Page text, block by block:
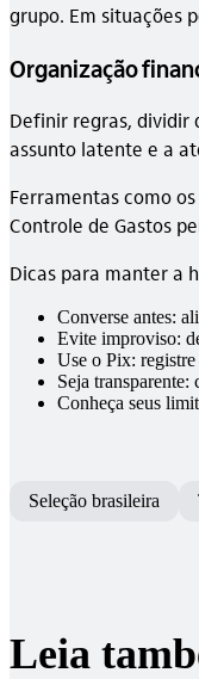
grupo. Em situações
Organização
Definir regras, dividir
assunto latente e a
Ferramentas como
Controle de Gastos
Dicas para manter a
Converse antes:
Evite improviso:
Use o Pix: registre
Seja
Conheça seus
Seleção brasileira
Leia